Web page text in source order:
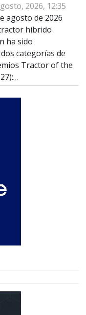
2026, 12:35
agosto de 2026
híbrido
ha sido
categorías de
Tractor of the